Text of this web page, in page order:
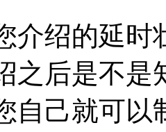
介绍的延
之后是不是
自己就可